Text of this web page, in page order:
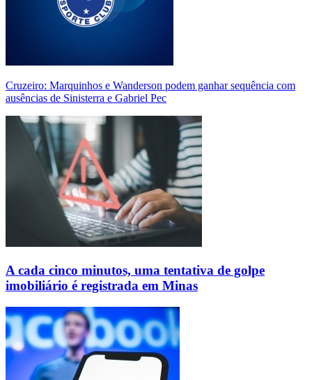
Cruzeiro: Marquinhos e Wanderson podem ganhar sequência com
ausências de Sinisterra e Gabriel Pec
A cada cinco minutos, uma tentativa de golpe
imobiliário é registrada em Minas